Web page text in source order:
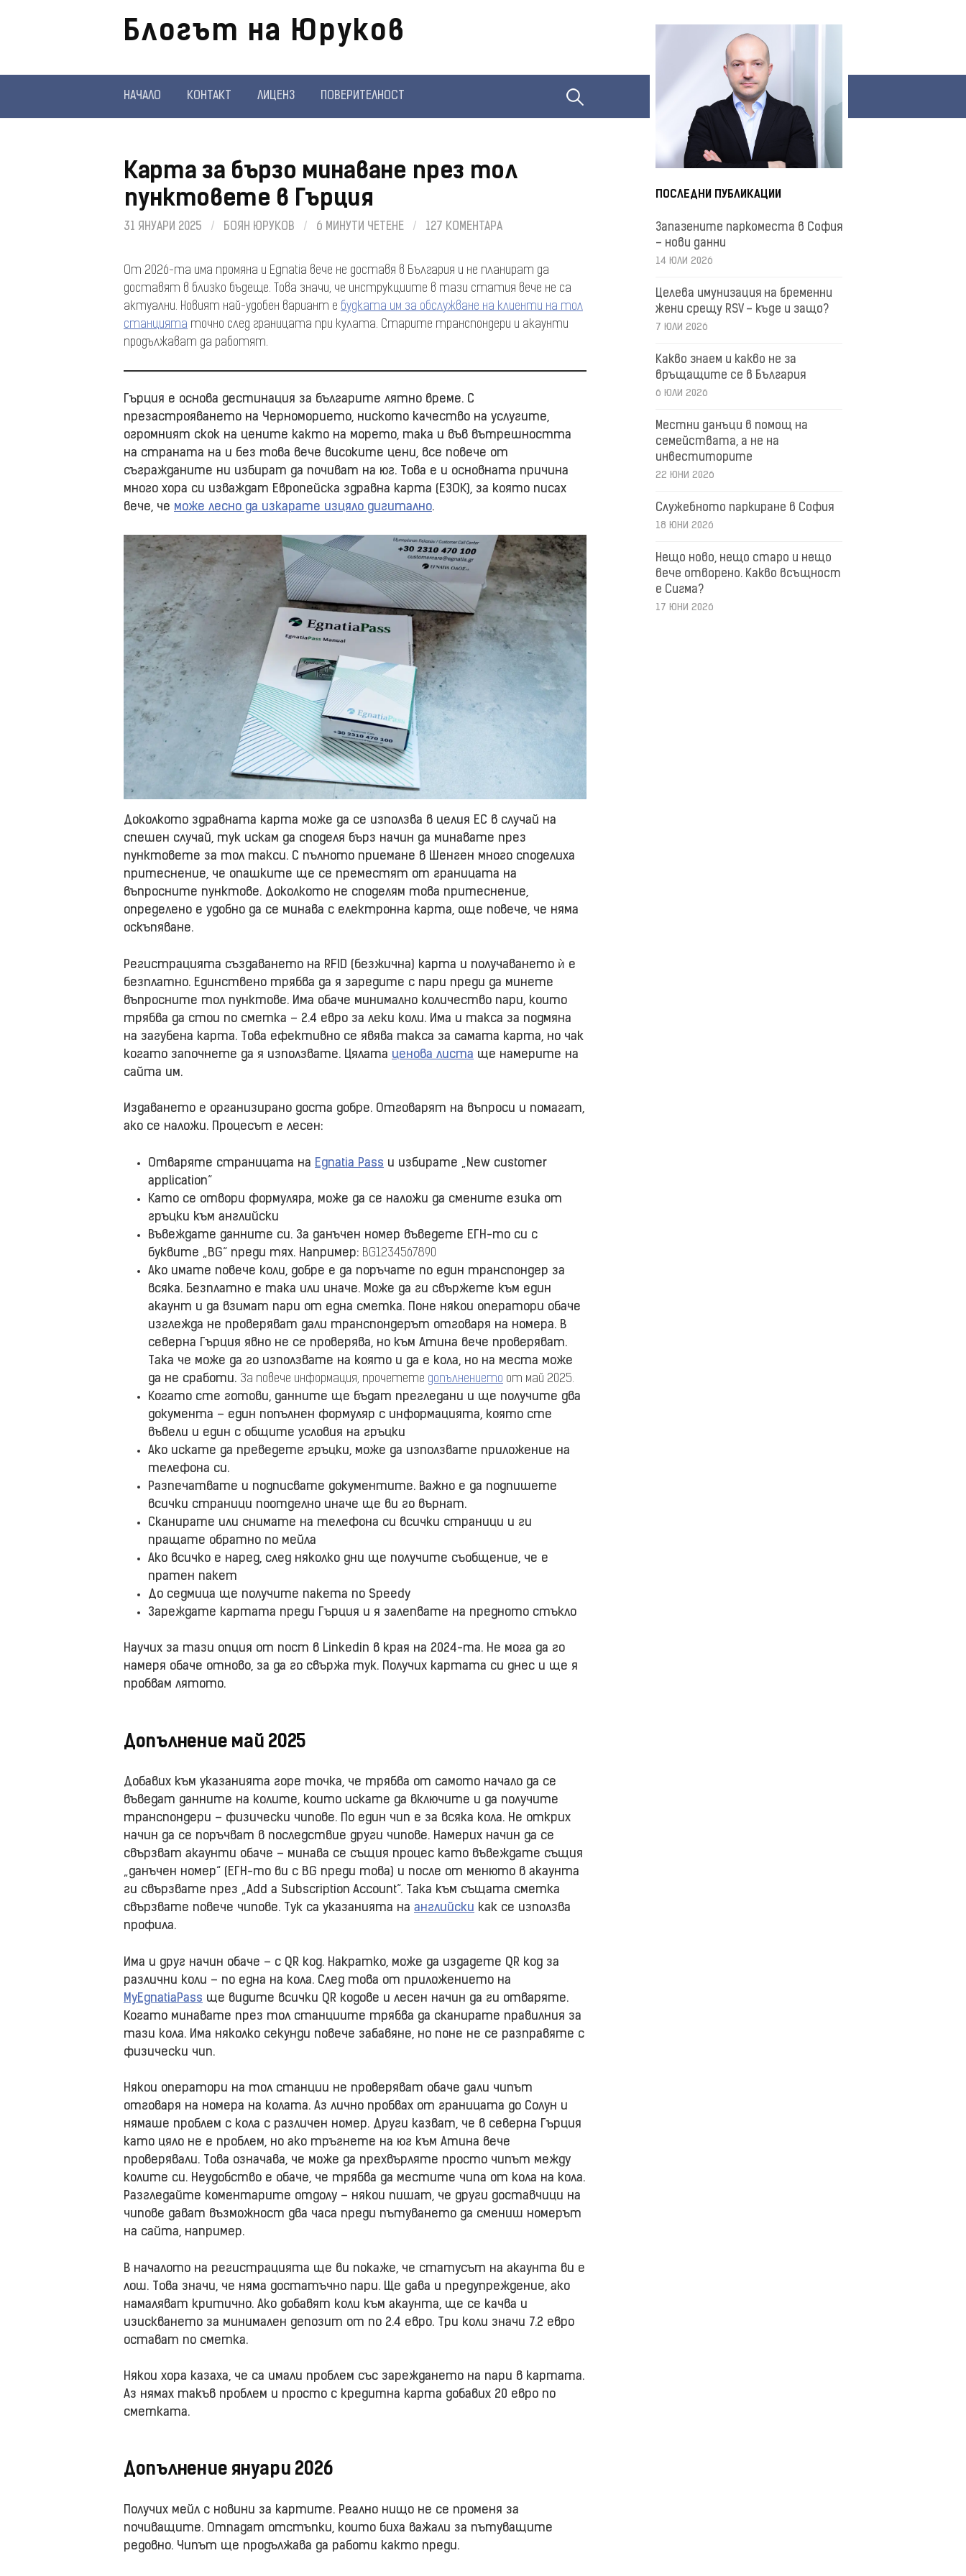
Блогът на Юруков
НАЧАЛО КОНТАКТ ЛИЦЕНЗ ПОВЕРИТЕЛНОСТ Търсене
Карта за бързо минаване през тол
пунктовете в Гърция
31 ЯНУАРИ 2025 / БОЯН ЮРУКОВ / 6 МИНУТИ ЧЕТЕНЕ / 127 КОМЕНТАРА
От 2026-та има промяна и Egnatia вече не доставя в България и не планират да
доставят в близко бъдеще. Това значи, че инструкциите в тази статия вече не са
актуални. Новият най-удобен вариант е будката им за обслужване на клиенти на тол
станцията точно след границата при кулата. Старите транспондери и акаунти
продължават да работят.
Гърция е основа дестинация за българите лятно време. С
презастрояването на Черноморието, ниското качество на услугите,
огромният скок на цените както на морето, така и във вътрешността
на страната на и без това вече високите цени, все повече от
съгражданите ни избират да почиват на юг. Това е и основната причина
много хора си изваждат Европейска здравна карта (ЕЗОК), за която писах
вече, че може лесно да изкарате изцяло дигитално.
Доколкото здравната карта може да се използва в целия ЕС в случай на
спешен случай, тук искам да споделя бърз начин да минавате през
пунктовете за тол такси. С пълното приемане в Шенген много споделиха
притеснение, че опашките ще се преместят от границата на
въпросните пунктове. Доколкото не споделям това притеснение,
определено е удобно да се минава с електронна карта, още повече, че няма
оскъпяване.
Регистрацията създаването на RFID (безжична) карта и получаването ѝ е
безплатно. Единствено трябва да я заредите с пари преди да минете
въпросните тол пунктове. Има обаче минимално количество пари, които
трябва да стои по сметка – 2.4 евро за леки коли. Има и такса за подмяна
на загубена карта. Това ефективно се явява такса за самата карта, но чак
когато започнете да я използвате. Цялата ценова листа ще намерите на
сайта им.
Издаването е организирано доста добре. Отговарят на въпроси и помагат,
ако се наложи. Процесът е лесен:
Отваряте страницата на Egnatia Pass и избирате „New customer
application“
Като се отвори формуляра, може да се наложи да смените езика от
гръцки към английски
Въвеждате данните си. За данъчен номер въведете ЕГН-то си с
буквите „BG“ преди тях. Например: BG1234567890
Ако имате повече коли, добре е да поръчате по един транспондер за
всяка. Безплатно е така или иначе. Може да ги свържете към един
акаунт и да взимат пари от една сметка. Поне някои оператори обаче
изглежда не проверяват дали транспондерът отговаря на номера. В
северна Гърция явно не се проверява, но към Атина вече проверяват.
Така че може да го използвате на която и да е кола, но на места може
да не сработи. За повече информация, прочетете допълнението от май 2025.
Когато сте готови, данните ще бъдат прегледани и ще получите два
документа – един попълнен формуляр с информацията, която сте
въвели и един с общите условия на гръцки
Ако искате да преведете гръцки, може да използвате приложение на
телефона си.
Разпечатвате и подписвате документите. Важно е да подпишете
всички страници поотделно иначе ще ви го върнат.
Сканирате или снимате на телефона си всички страници и ги
пращате обратно по мейла
Ако всичко е наред, след няколко дни ще получите съобщение, че е
пратен пакет
До седмица ще получите пакета по Speedy
Зареждате картата преди Гърция и я залепвате на предното стъкло
Научих за тази опция от пост в Linkedin в края на 2024-та. Не мога да го
намеря обаче отново, за да го свържа тук. Получих картата си днес и ще я
пробвам лятото.
Допълнение май 2025
Добавих към указанията горе точка, че трябва от самото начало да се
въведат данните на колите, които искате да включите и да получите
транспондери – физически чипове. По един чип е за всяка кола. Не открих
начин да се поръчват в последствие други чипове. Намерих начин да се
свързват акаунти обаче – минава се същия процес като въвеждате същия
„данъчен номер“ (ЕГН-то ви с BG преди това) и после от менюто в акаунта
ги свързвате през „Add a Subscription Account“. Така към същата сметка
свързвате повече чипове. Тук са указанията на английски как се използва
профила.
Има и друг начин обаче – с QR код. Накратко, може да издадете QR код за
различни коли – по една на кола. След това от приложението на
MyEgnatiaPass ще видите всички QR кодове и лесен начин да ги отваряте.
Когато минавате през тол станциите трябва да сканирате правилния за
тази кола. Има няколко секунди повече забавяне, но поне не се разправяте с
физически чип.
Някои оператори на тол станции не проверяват обаче дали чипът
отговаря на номера на колата. Аз лично пробвах от границата до Солун и
нямаше проблем с кола с различен номер. Други казват, че в северна Гърция
като цяло не е проблем, но ако тръгнете на юг към Атина вече
проверявали. Това означава, че може да прехвърляте просто чипът между
колите си. Неудобство е обаче, че трябва да местите чипа от кола на кола.
Разгледайте коментарите отдолу – някои пишат, че други доставчици на
чипове дават възможност два часа преди пътуването да смениш номерът
на сайта, например.
В началото на регистрацията ще ви покаже, че статусът на акаунта ви е
лош. Това значи, че няма достатъчно пари. Ще дава и предупреждение, ако
намаляват критично. Ако добавят коли към акаунта, ще се качва и
изискването за минимален депозит от по 2.4 евро. Три коли значи 7.2 евро
остават по сметка.
Някои хора казаха, че са имали проблем със зареждането на пари в картата.
Аз нямах такъв проблем и просто с кредитна карта добавих 20 евро по
сметката.
Допълнение януари 2026
Получих мейл с новини за картите. Реално нищо не се променя за
почиващите. Отпадат отстъпки, които биха важали за пътуващите
редовно. Чипът ще продължава да работи както преди.
ПОСЛЕДНИ ПУБЛИКАЦИИ
Запазените паркоместа в София
– нови данни
14 ЮЛИ 2026
Целева имунизация на бременни
жени срещу RSV – къде и защо?
7 ЮЛИ 2026
Какво знаем и какво не за
връщащите се в България
6 ЮЛИ 2026
Местни данъци в помощ на
семействата, а не на
инвеститорите
22 ЮНИ 2026
Служебното паркиране в София
18 ЮНИ 2026
Нещо ново, нещо старо и нещо
вече отворено. Какво всъщност
е Сигма?
17 ЮНИ 2026